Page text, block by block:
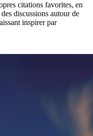
citations favorites, en
discussions autour de
inspirer par